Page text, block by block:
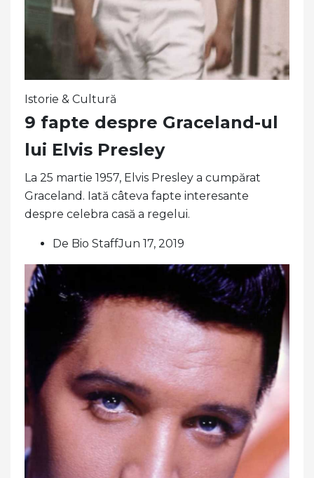
Istorie & Cultură
9 fapte despre Graceland-ul
lui Elvis Presley
La 25 martie 1957, Elvis Presley a cumpărat
Graceland. Iată câteva fapte interesante
despre celebra casă a regelui.
De Bio StaffJun 17, 2019